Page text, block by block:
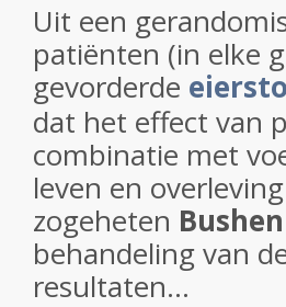
Uit een
patiënten (in elke
gevorderde
dat het effect van
combinatie met
leven en
zogeheten
behandeling van
resultaten...